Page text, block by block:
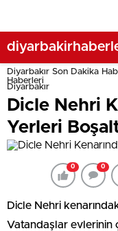
Diyarbakır Son Dakika
Haberleri
Diyarbakır
Dicle Nehri
Yerleri
0 0
Dicle Nehri
Vatandaşlar evlerinin